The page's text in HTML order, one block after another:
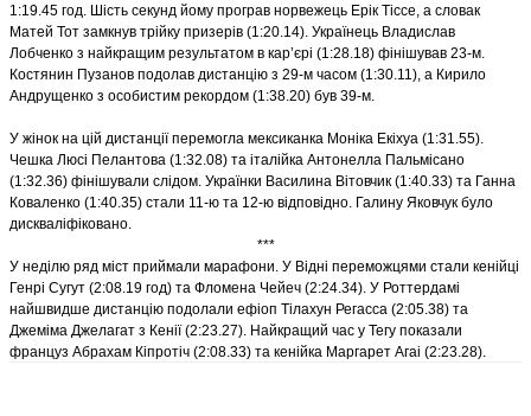
1:19.45 год. Шість секунд йому програв норвежець Ерік Тіссе, а словак
Матей Тот замкнув трійку призерів (1:20.14). Українець Владислав
Лобченко з найкращим результатом в кар’єрі (1:28.18) фінішував 23-м.
Костянин Пузанов подолав дистанцію з 29-м часом (1:30.11), а Кирило
Андрущенко з особистим рекордом (1:38.20) був 39-м.
У жінок на цій дистанції перемогла мексиканка Моніка Екіхуа (1:31.55).
Чешка Люсі Пелантова (1:32.08) та італійка Антонелла Пальмісано
(1:32.36) фінішували слідом. Українки Василина Вітовчик (1:40.33) та Ганна
Коваленко (1:40.35) стали 11-ю та 12-ю відповідно. Галину Яковчук було
дискваліфіковано.
***
У неділю ряд міст приймали марафони. У Відні переможцями стали кенійці
Генрі Сугут (2:08.19 год) та Фломена Чейеч (2:24.34). У Роттердамі
найшвидше дистанцію подолали ефіоп Тілахун Регасса (2:05.38) та
Джеміма Джелагат з Кенії (2:23.27). Найкращий час у Тегу показали
француз Абрахам Кіпротіч (2:08.33) та кенійка Маргарет Агаі (2:23.28).